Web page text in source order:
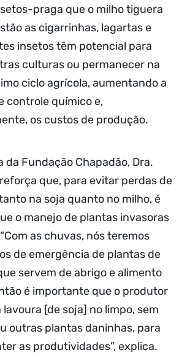
praga que o milho tiguera
as cigarrinhas, lagartas e
insetos têm potencial para
culturas ou permanecer na
ciclo agrícola, aumentando a
controle químico e,
os custos de produção.
da Fundação Chapadão, Dra.
que, para evitar perdas de
na soja quanto no milho, é
o manejo de plantas invasoras
as chuvas, nós teremos
de emergência de plantas de
servem de abrigo e alimento
é importante que o produtor
[de soja] no limpo, sem
outras plantas daninhas, para
as produtividades”, explica.